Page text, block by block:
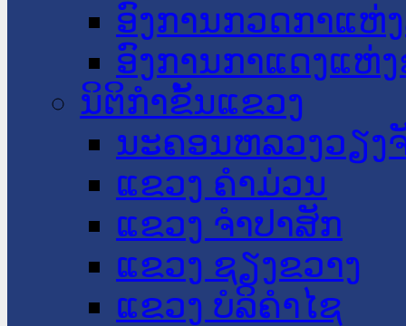
ອົງການກວດກາແຫ່
ອົງການກາແດງແຫ່
ນິຕິກໍາຂັ້ນແຂວງ
ນະ​ຄອນ​ຫລວງວຽງ
ແຂວງ ຄໍາມ່ວນ
ແຂວງ ຈໍາປາສັກ
ແຂວງ ຊຽງຂວາງ
ແຂວງ ບໍລິຄໍາໄຊ